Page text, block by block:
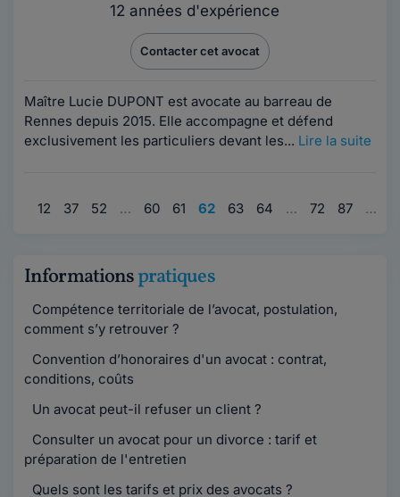
12 années d'expérience
Contacter cet avocat
Maître Lucie DUPONT est avocate au barreau de
Rennes depuis 2015. Elle accompagne et défend
exclusivement les particuliers devant les... Lire la suite
12 37 52 … 60 61 62 63 64 … 72 87 …
Informationspratiques
Compétence territoriale de l’avocat, postulation,
comment s’y retrouver ?
Convention d’honoraires d'un avocat : contrat,
conditions, coûts
Un avocat peut-il refuser un client ?
Consulter un avocat pour un divorce : tarif et
préparation de l'entretien
Quels sont les tarifs et prix des avocats ?